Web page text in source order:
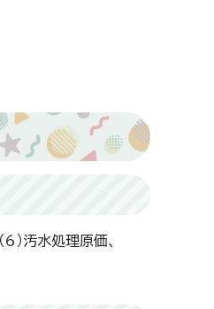
6）汚水処理原価、